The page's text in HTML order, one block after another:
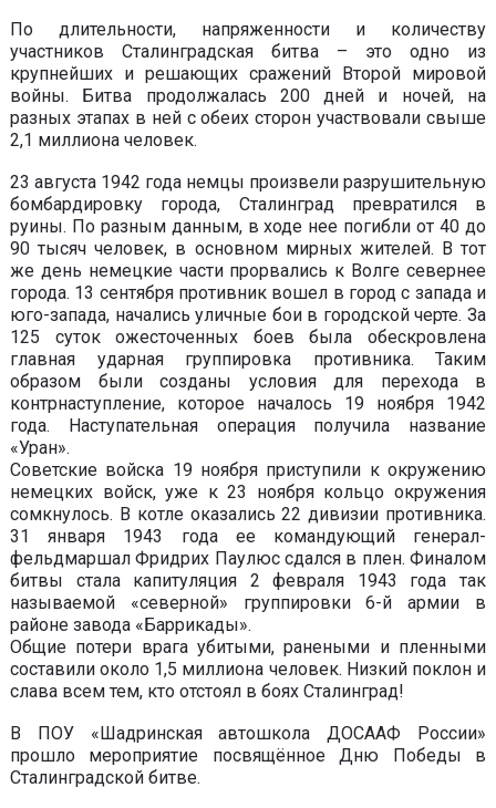
По длительности, напряженности и количеству
участников Сталинградская битва – это одно из
крупнейших и решающих сражений Второй мировой
войны. Битва продолжалась 200 дней и ночей, на
разных этапах в ней с обеих сторон участвовали свыше
2,1 миллиона человек.
23 августа 1942 года немцы произвели разрушительную
бомбардировку города, Сталинград превратился в
руины. По разным данным, в ходе нее погибли от 40 до
90 тысяч человек, в основном мирных жителей. В тот
же день немецкие части прорвались к Волге севернее
города. 13 сентября противник вошел в город с запада и
юго-запада, начались уличные бои в городской черте. За
125 суток ожесточенных боев была обескровлена
главная ударная группировка противника. Таким
образом были созданы условия для перехода в
контрнаступление, которое началось 19 ноября 1942
года. Наступательная операция получила название
«Уран».
Советские войска 19 ноября приступили к окружению
немецких войск, уже к 23 ноября кольцо окружения
сомкнулось. В котле оказались 22 дивизии противника.
31 января 1943 года ее командующий генерал-
фельдмаршал Фридрих Паулюс сдался в плен. Финалом
битвы стала капитуляция 2 февраля 1943 года так
называемой «северной» группировки 6-й армии в
районе завода «Баррикады».
Общие потери врага убитыми, ранеными и пленными
составили около 1,5 миллиона человек. Низкий поклон и
слава всем тем, кто отстоял в боях Сталинград!
В ПОУ «Шадринская автошкола ДОСААФ России»
прошло мероприятие посвящённое Дню Победы в
Сталинградской битве.